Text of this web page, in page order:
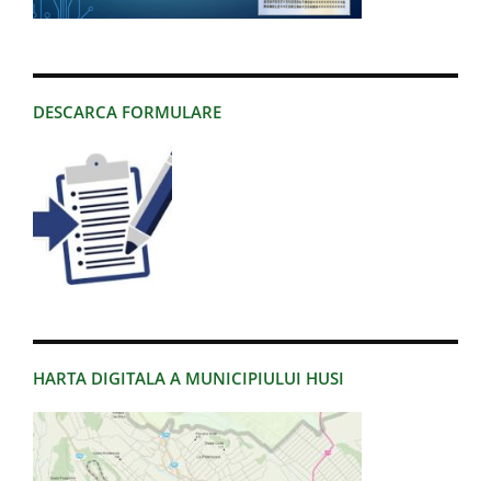
DESCARCA FORMULARE
HARTA DIGITALA A MUNICIPIULUI HUSI